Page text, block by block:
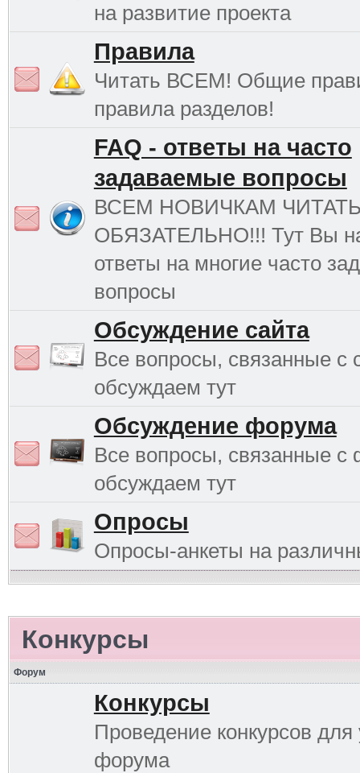
на развитие проекта
Правила
Читать ВСЕМ! Общие
правила разделов!
FAQ - ответы на часто
задаваемые вопросы
ВСЕМ НОВИЧКАМ
ОБЯЗАТЕЛЬНО!!! Тут Вы
ответы на многие часто
вопросы
Обсуждение сайта
Все вопросы, связанные с
обсуждаем тут
Обсуждение форума
Все вопросы, связанные
обсуждаем тут
Опросы
Опросы-анкеты на
Конкурсы
Форум
Конкурсы
Проведение конкурсов для
форума